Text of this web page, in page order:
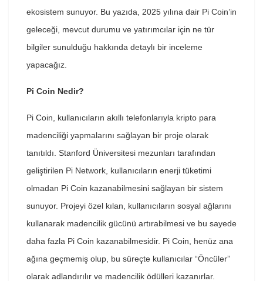
ekosistem sunuyor. Bu yazıda, 2025 yılına dair Pi Coin’in
geleceği, mevcut durumu ve yatırımcılar için ne tür
bilgiler sunulduğu hakkında detaylı bir inceleme
yapacağız.
Pi Coin Nedir?
Pi Coin, kullanıcıların akıllı telefonlarıyla kripto para
madenciliği yapmalarını sağlayan bir proje olarak
tanıtıldı. Stanford Üniversitesi mezunları tarafından
geliştirilen Pi Network, kullanıcıların enerji tüketimi
olmadan Pi Coin kazanabilmesini sağlayan bir sistem
sunuyor. Projeyi özel kılan, kullanıcıların sosyal ağlarını
kullanarak madencilik gücünü artırabilmesi ve bu sayede
daha fazla Pi Coin kazanabilmesidir. Pi Coin, henüz ana
ağına geçmemiş olup, bu süreçte kullanıcılar “Öncüler”
olarak adlandırılır ve madencilik ödülleri kazanırlar.